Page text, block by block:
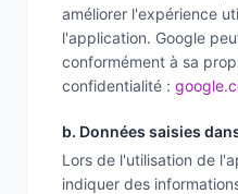
améliorer l'expérience
l'application. Google
conformément à sa
confidentialité :
b. Données saisies
Lors de l'utilisation de
indiquer des